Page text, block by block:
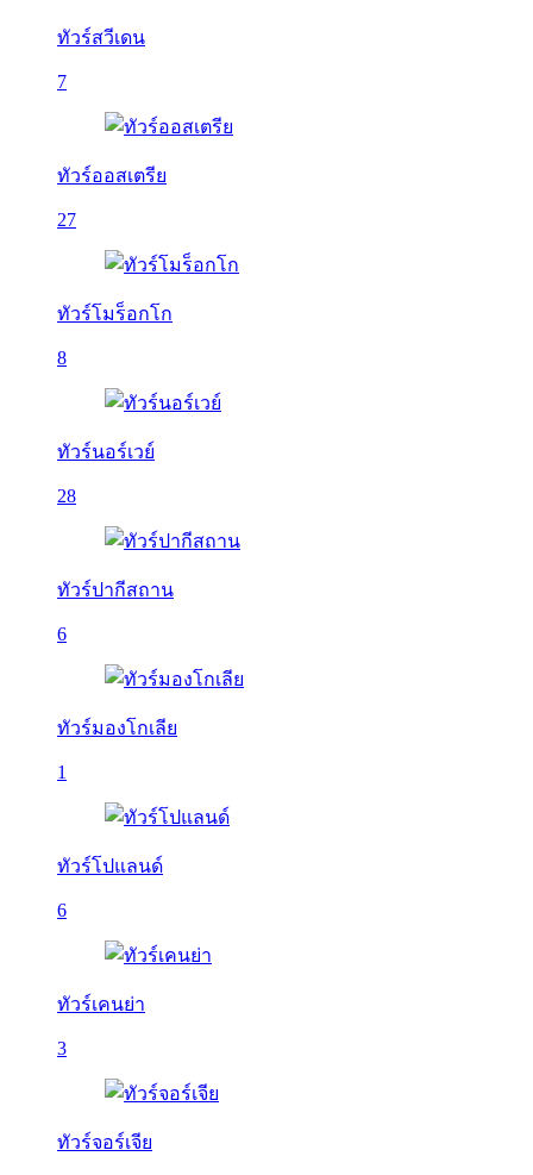
ทัวร์สวีเดน
7
ทัวร์ออสเตรีย
27
ทัวร์โมร็อกโก
8
ทัวร์นอร์เวย์
28
ทัวร์ปากีสถาน
6
ทัวร์มองโกเลีย
1
ทัวร์โปแลนด์
6
ทัวร์เคนย่า
3
ทัวร์จอร์เจีย